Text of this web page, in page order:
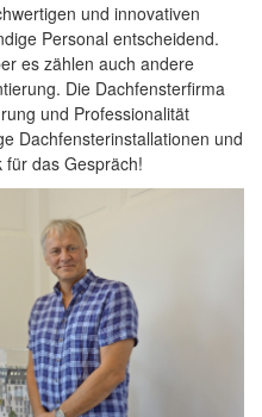
und innovativen
Personal entscheidend.
es zählen auch andere
Die Dachfensterfirma
und Professionalität
Dachfensterinstallationen und
für das Gespräch!